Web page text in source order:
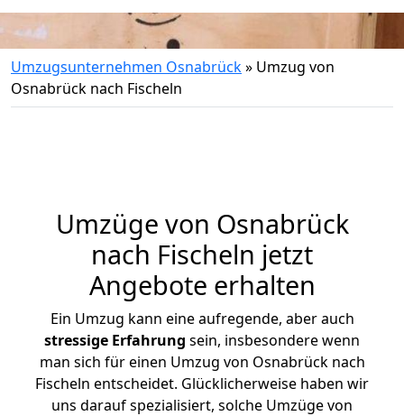
Umzugsunternehmen Osnabrück» Umzug von
Osnabrück nach Fischeln
Umzüge von Osnabrück
nach Fischeln jetzt
Angebote erhalten
Ein Umzug kann eine aufregende, aber auch
stressige Erfahrung sein, insbesondere wenn
man sich für einen Umzug von Osnabrück nach
Fischeln entscheidet. Glücklicherweise haben wir
uns darauf spezialisiert, solche Umzüge von